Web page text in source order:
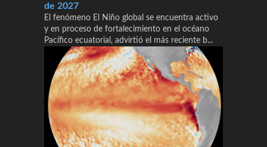
de 2027
El fenómeno El Niño global se encuentra activo
y en proceso de fortalecimiento en el océano
Pacífico ecuatorial, advirtió el más reciente b...